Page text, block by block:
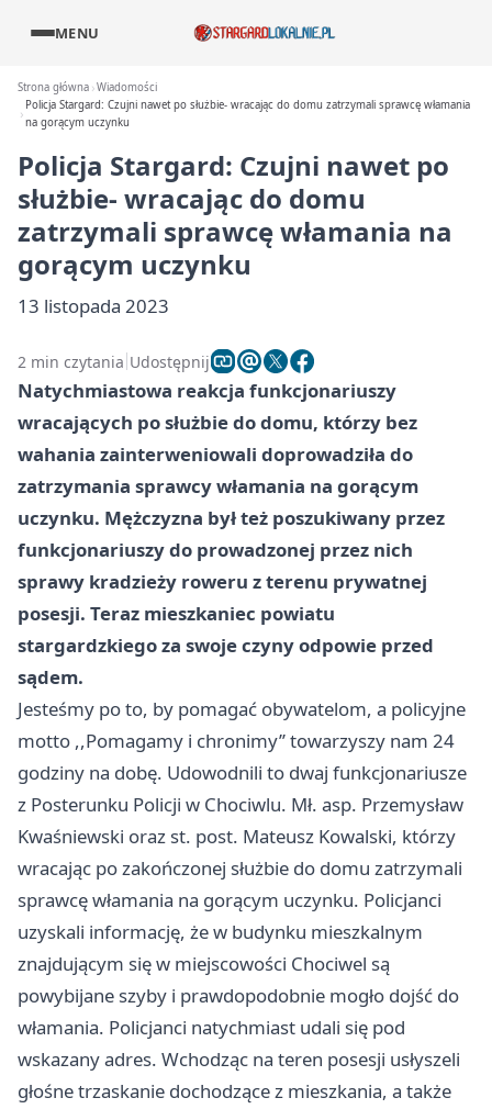
MENU
Strona główna Wiadomości
Policja Stargard: Czujni nawet po służbie- wracając do domu zatrzymali sprawcę włamania
na gorącym uczynku
Policja Stargard: Czujni nawet po
służbie- wracając do domu
zatrzymali sprawcę włamania na
gorącym uczynku
13 listopada 2023
2 min czytania Udostępnij
Natychmiastowa reakcja funkcjonariuszy
wracających po służbie do domu, którzy bez
wahania zainterweniowali doprowadziła do
zatrzymania sprawcy włamania na gorącym
uczynku. Mężczyzna był też poszukiwany przez
funkcjonariuszy do prowadzonej przez nich
sprawy kradzieży roweru z terenu prywatnej
posesji. Teraz mieszkaniec powiatu
stargardzkiego za swoje czyny odpowie przed
sądem.
Jesteśmy po to, by pomagać obywatelom, a policyjne
motto ,,Pomagamy i chronimy’’ towarzyszy nam 24
godziny na dobę. Udowodnili to dwaj funkcjonariusze
z Posterunku Policji w Chociwlu. Mł. asp. Przemysław
Kwaśniewski oraz st. post. Mateusz Kowalski, którzy
wracając po zakończonej służbie do domu zatrzymali
sprawcę włamania na gorącym uczynku. Policjanci
uzyskali informację, że w budynku mieszkalnym
znajdującym się w miejscowości Chociwel są
powybijane szyby i prawdopodobnie mogło dojść do
włamania. Policjanci natychmiast udali się pod
wskazany adres. Wchodząc na teren posesji usłyszeli
głośne trzaskanie dochodzące z mieszkania, a także